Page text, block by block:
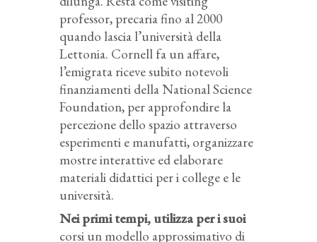
professor, precaria fino al 2000
quando lascia l’università della
Lettonia. Cornell fa un affare,
l’emigrata riceve subito notevoli
finanziamenti della National Science
Foundation, per approfondire la
percezione dello spazio attraverso
esperimenti e manufatti, organizzare
mostre interattive ed elaborare
materiali didattici per i college e le
università.
Nei primi tempi, utilizza per i suoi
corsi un modello approssimativo di